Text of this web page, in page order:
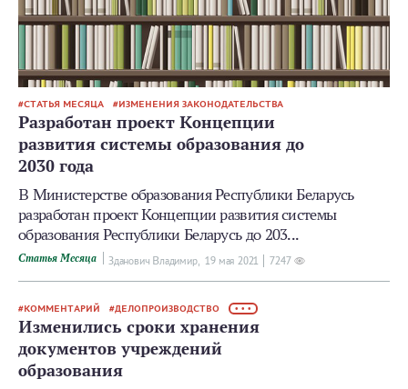
СТАТЬЯ МЕСЯЦА ИЗМЕНЕНИЯ ЗАКОНОДАТЕЛЬСТВА
Разработан проект Концепции
развития системы образования до
2030 года
В Министерстве образования Республики Беларусь
разработан проект Концепции развития системы
образования Республики Беларусь до 203...
Статья Месяца Зданович Владимир, 19 мая 2021 7247
КОММЕНТАРИЙ ДЕЛОПРОИЗВОДСТВО • • •
Изменились сроки хранения
документов учреждений
образования